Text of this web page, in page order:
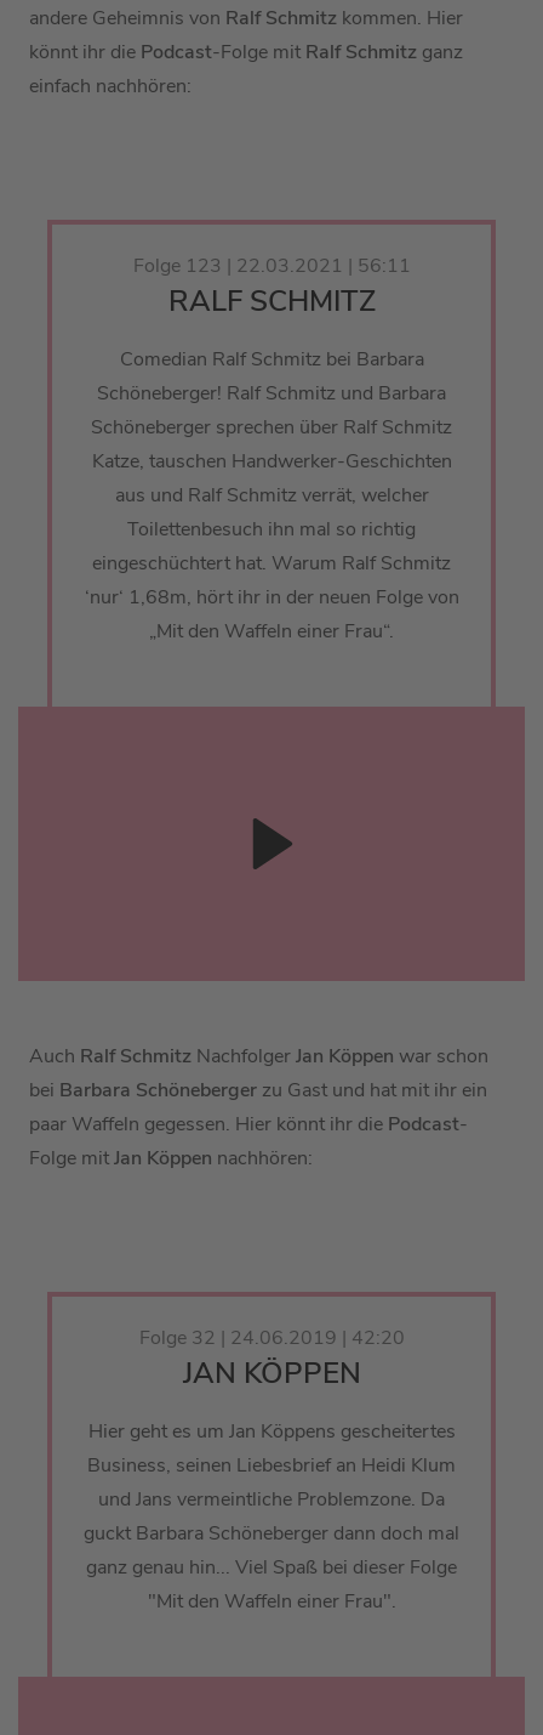
andere Geheimnis von Ralf Schmitz kommen. Hier
könnt ihr die Podcast-Folge mit Ralf Schmitz ganz
einfach nachhören:
Folge 123 | 22.03.2021 | 56:11
RALF SCHMITZ
Comedian Ralf Schmitz bei Barbara
Schöneberger! Ralf Schmitz und Barbara
Schöneberger sprechen über Ralf Schmitz
Katze, tauschen Handwerker-Geschichten
aus und Ralf Schmitz verrät, welcher
Toilettenbesuch ihn mal so richtig
eingeschüchtert hat. Warum Ralf Schmitz
‘nur‘ 1,68m, hört ihr in der neuen Folge von
„Mit den Waffeln einer Frau“.
Auch Ralf Schmitz NachfolgerJan Köppen war schon
bei Barbara Schöneberger zu Gast und hat mit ihr ein
paar Waffeln gegessen. Hier könnt ihr die Podcast-
Folge mitJan Köppen nachhören:
Folge 32 | 24.06.2019 | 42:20
JAN KÖPPEN
Hier geht es um Jan Köppens gescheitertes
Business, seinen Liebesbrief an Heidi Klum
und Jans vermeintliche Problemzone. Da
guckt Barbara Schöneberger dann doch mal
ganz genau hin... Viel Spaß bei dieser Folge
"Mit den Waffeln einer Frau".